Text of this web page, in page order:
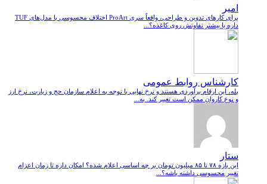
امیر
برای کارهای تدوین و طراحی، واقعاً سری ProArt اختلاف محسوسی با مدل‌های TUF
داره یا بیشتر تفاوتش روی کاغذه؟...
کارشناس روابط عمومی
بله، این ارقام برآوردی هستند و نرخ نهایی با توجه به اعلام سازمان حج و زیارت، نرخ ارز
و نوع کاروان ممکن است تغییر کند. به...
ستار
این بازه ۷۸ تا ۸۵ میلیون تومان بر چه اساسی اعلام شده؟ امکان داره تا زمان اعزام
تغییر محسوسی داشته باشه؟...